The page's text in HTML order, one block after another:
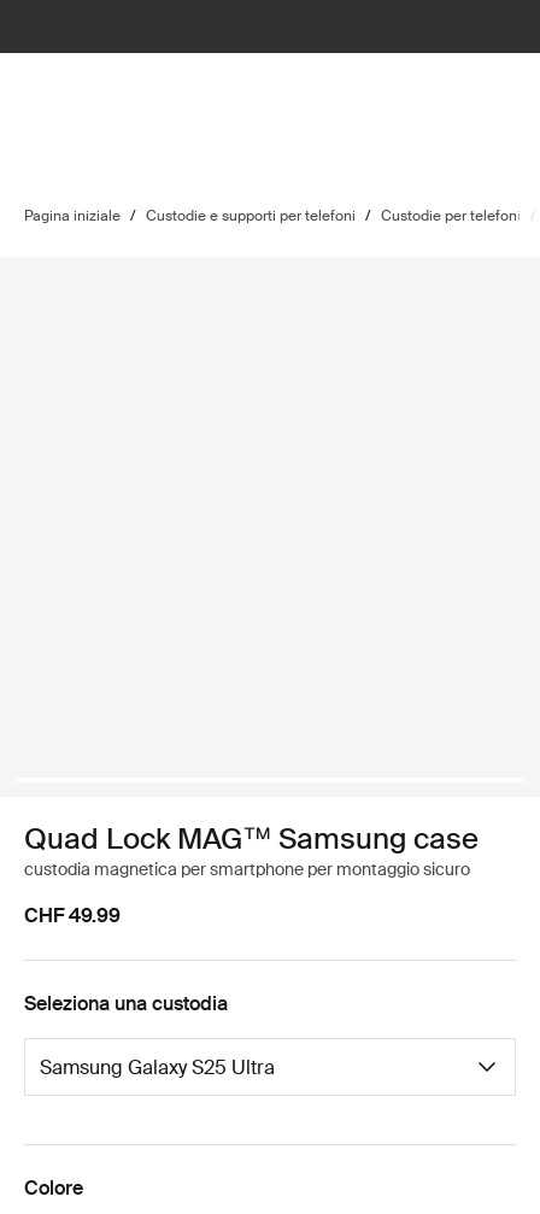
Pagina iniziale / Custodie e supporti per telefoni / Custodie per telefoni /
Quad Lock MAG™ Samsung case
custodia magnetica per smartphone per montaggio sicuro
CHF 49.99
Seleziona una custodia
Colore